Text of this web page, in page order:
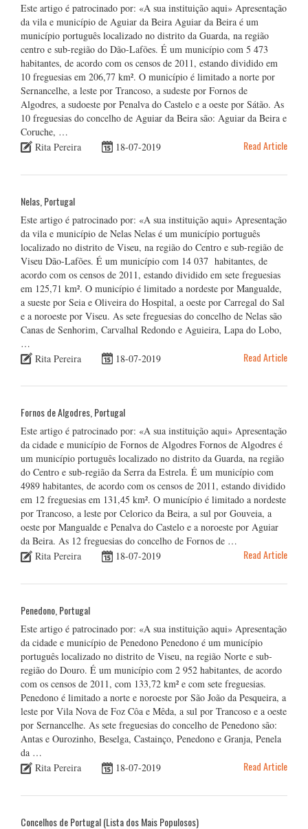
Este artigo é patrocinado por: «A sua instituição aqui» Apresentação
da vila e município de Aguiar da Beira Aguiar da Beira é um
município português localizado no distrito da Guarda, na região
centro e sub-região do Dão-Lafões. É um município com 5 473
habitantes, de acordo com os censos de 2011, estando dividido em
10 freguesias em 206,77 km². O município é limitado a norte por
Sernancelhe, a leste por Trancoso, a sudeste por Fornos de
Algodres, a sudoeste por Penalva do Castelo e a oeste por Sátão. As
10 freguesias do concelho de Aguiar da Beira são: Aguiar da Beira e
Coruche, …
Rita Pereira
18-07-2019 Read Article
Nelas, Portugal
Este artigo é patrocinado por: «A sua instituição aqui» Apresentação
da vila e município de Nelas Nelas é um município português
localizado no distrito de Viseu, na região do Centro e sub-região de
Viseu Dão-Lafões. É um município com 14 037 habitantes, de
acordo com os censos de 2011, estando dividido em sete freguesias
em 125,71 km². O município é limitado a nordeste por Mangualde,
a sueste por Seia e Oliveira do Hospital, a oeste por Carregal do Sal
e a noroeste por Viseu. As sete freguesias do concelho de Nelas são
Canas de Senhorim, Carvalhal Redondo e Aguieira, Lapa do Lobo,
…
Rita Pereira
18-07-2019 Read Article
Fornos de Algodres, Portugal
Este artigo é patrocinado por: «A sua instituição aqui» Apresentação
da cidade e município de Fornos de Algodres Fornos de Algodres é
um município português localizado no distrito da Guarda, na região
do Centro e sub-região da Serra da Estrela. É um município com
4989 habitantes, de acordo com os censos de 2011, estando dividido
em 12 freguesias em 131,45 km². O município é limitado a nordeste
por Trancoso, a leste por Celorico da Beira, a sul por Gouveia, a
oeste por Mangualde e Penalva do Castelo e a noroeste por Aguiar
da Beira. As 12 freguesias do concelho de Fornos de …
Rita Pereira
18-07-2019 Read Article
Penedono, Portugal
Este artigo é patrocinado por: «A sua instituição aqui» Apresentação
da cidade e município de Penedono Penedono é um município
português localizado no distrito de Viseu, na região Norte e sub-
região do Douro. É um município com 2 952 habitantes, de acordo
com os censos de 2011, com 133,72 km² e com sete freguesias.
Penedono é limitado a norte e noroeste por São João da Pesqueira, a
leste por Vila Nova de Foz Côa e Mêda, a sul por Trancoso e a oeste
por Sernancelhe. As sete freguesias do concelho de Penedono são:
Antas e Ourozinho, Beselga, Castainço, Penedono e Granja, Penela
da …
Rita Pereira
18-07-2019 Read Article
Concelhos de Portugal (Lista dos Mais Populosos)